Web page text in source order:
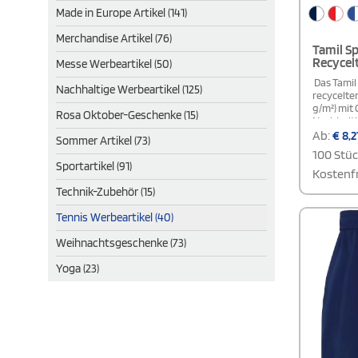
Made in Europe Artikel (141)
Merchandise Artikel (76)
Messe Werbeartikel (50)
Nachhaltige Werbeartikel (125)
Rosa Oktober-Geschenke (15)
Sommer Artikel (73)
Sportartikel (91)
Technik-Zubehör (15)
Tennis Werbeartikel (40)
Weihnachtsgeschenke (73)
Yoga (23)
Tamil
Das
g/m²) mit
Frische,
Kragen
Kragen
und die
Details
Saum
Ab:€
100